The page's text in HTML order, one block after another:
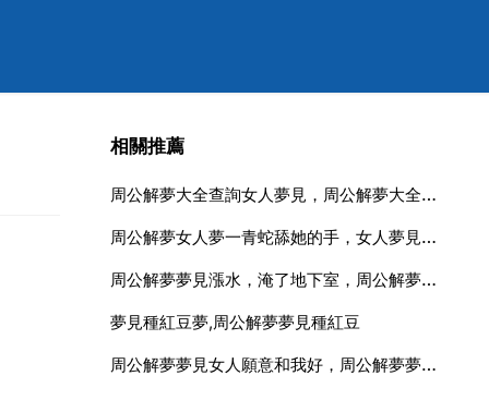
相關推薦
周公解夢大全查詢女人夢見，周公解夢大全查詢百度女人夢見下山水
周公解夢女人夢一青蛇舔她的手，女人夢見一條青蛇
周公解夢夢見漲水，淹了地下室，周公解夢大全夢見漲洪水快淹住自己後又脫險了
夢見種紅豆夢,周公解夢夢見種紅豆
周公解夢夢見女人願意和我好，周公解夢夢見一個女人願意和我好